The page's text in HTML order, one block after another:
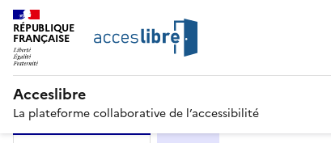
RÉPUBLIQUE
FRANÇAISE
Acceslibre
La plateforme collaborative de l’accessibilité